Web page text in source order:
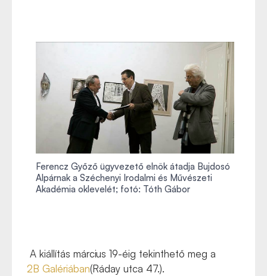
Ferencz Győző ügyvezető elnök átadja Bujdosó
Alpárnak a Széchenyi Irodalmi és Művészeti
Akadémia oklevelét; fotó: Tóth Gábor
A kiállítás március 19-éig tekinthető meg a
2B Galériában(Ráday utca 47.).